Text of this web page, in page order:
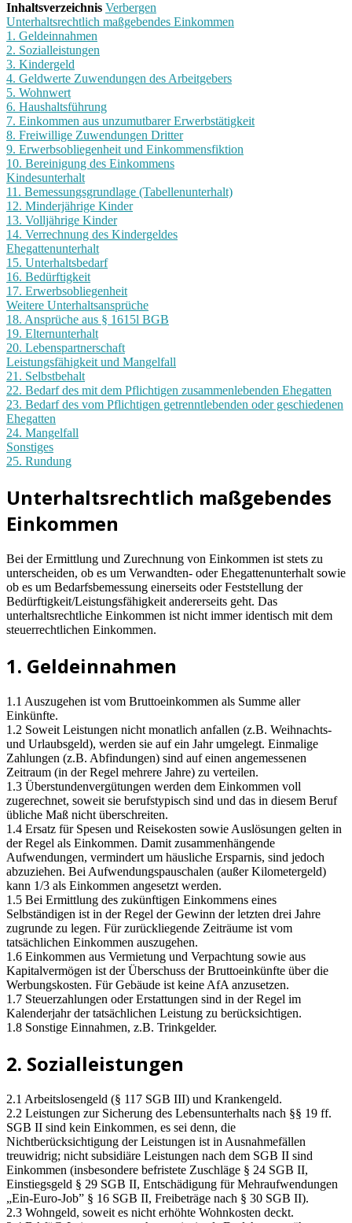
Inhaltsverzeichnis Verbergen
Unterhaltsrechtlich maßgebendes Einkommen
1. Geldeinnahmen
2. Sozialleistungen
3. Kindergeld
4. Geldwerte Zuwendungen des Arbeitgebers
5. Wohnwert
6. Haushaltsführung
7. Einkommen aus unzumutbarer Erwerbstätigkeit
8. Freiwillige Zuwendungen Dritter
9. Erwerbsobliegenheit und Einkommensfiktion
10. Bereinigung des Einkommens
Kindesunterhalt
11. Bemessungsgrundlage (Tabellenunterhalt)
12. Minderjährige Kinder
13. Volljährige Kinder
14. Verrechnung des Kindergeldes
Ehegattenunterhalt
15. Unterhaltsbedarf
16. Bedürftigkeit
17. Erwerbsobliegenheit
Weitere Unterhaltsansprüche
18. Ansprüche aus § 1615l BGB
19. Elternunterhalt
20. Lebenspartnerschaft
Leistungsfähigkeit und Mangelfall
21. Selbstbehalt
22. Bedarf des mit dem Pflichtigen zusammenlebenden Ehegatten
23. Bedarf des vom Pflichtigen getrenntlebenden oder geschiedenen
Ehegatten
24. Mangelfall
Sonstiges
25. Rundung
Unterhaltsrechtlich maßgebendes
Einkommen
Bei der Ermittlung und Zurechnung von Einkommen ist stets zu
unterscheiden, ob es um Verwandten- oder Ehegattenunterhalt sowie
ob es um Bedarfsbemessung einerseits oder Feststellung der
Bedürftigkeit/Leistungsfähigkeit andererseits geht. Das
unterhaltsrechtliche Einkommen ist nicht immer identisch mit dem
steuerrechtlichen Einkommen.
1. Geldeinnahmen
1.1 Auszugehen ist vom Bruttoeinkommen als Summe aller
Einkünfte.
1.2 Soweit Leistungen nicht monatlich anfallen (z.B. Weihnachts-
und Urlaubsgeld), werden sie auf ein Jahr umgelegt. Einmalige
Zahlungen (z.B. Abfindungen) sind auf einen angemessenen
Zeitraum (in der Regel mehrere Jahre) zu verteilen.
1.3 Überstundenvergütungen werden dem Einkommen voll
zugerechnet, soweit sie berufstypisch sind und das in diesem Beruf
übliche Maß nicht überschreiten.
1.4 Ersatz für Spesen und Reisekosten sowie Auslösungen gelten in
der Regel als Einkommen. Damit zusammenhängende
Aufwendungen, vermindert um häusliche Ersparnis, sind jedoch
abzuziehen. Bei Aufwendungspauschalen (außer Kilometergeld)
kann 1/3 als Einkommen angesetzt werden.
1.5 Bei Ermittlung des zukünftigen Einkommens eines
Selbständigen ist in der Regel der Gewinn der letzten drei Jahre
zugrunde zu legen. Für zurückliegende Zeiträume ist vom
tatsächlichen Einkommen auszugehen.
1.6 Einkommen aus Vermietung und Verpachtung sowie aus
Kapitalvermögen ist der Überschuss der Bruttoeinkünfte über die
Werbungskosten. Für Gebäude ist keine AfA anzusetzen.
1.7 Steuerzahlungen oder Erstattungen sind in der Regel im
Kalenderjahr der tatsächlichen Leistung zu berücksichtigen.
1.8 Sonstige Einnahmen, z.B. Trinkgelder.
2. Sozialleistungen
2.1 Arbeitslosengeld (§ 117 SGB III) und Krankengeld.
2.2 Leistungen zur Sicherung des Lebensunterhalts nach §§ 19 ff.
SGB II sind kein Einkommen, es sei denn, die
Nichtberücksichtigung der Leistungen ist in Ausnahmefällen
treuwidrig; nicht subsidiäre Leistungen nach dem SGB II sind
Einkommen (insbesondere befristete Zuschläge § 24 SGB II,
Einstiegsgeld § 29 SGB II, Entschädigung für Mehraufwendungen
„Ein-Euro-Job” § 16 SGB II, Freibeträge nach § 30 SGB II).
2.3 Wohngeld, soweit es nicht erhöhte Wohnkosten deckt.